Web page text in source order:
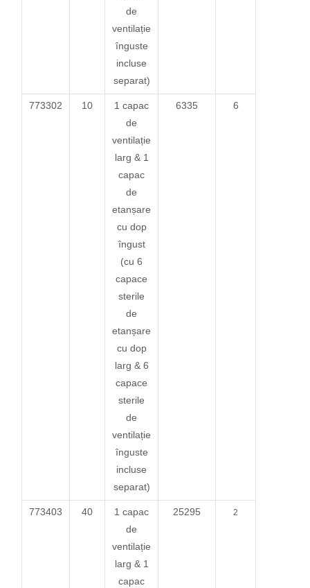
de
ventilație
înguste
incluse
separat)
773302 10
1 capac
de
ventilație
larg & 1
capac
de
etanșare
cu dop
îngust
(cu 6
capace
sterile
de
etanșare
cu dop
larg & 6
capace
sterile
de
ventilație
înguste
incluse
separat)
6335 6
773403 40
1 capac
de
ventilație
larg & 1
capac
25295 2